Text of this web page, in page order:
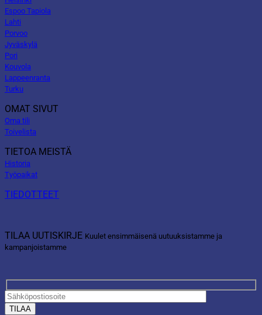
Espoo Tapiola
Lahti
Porvoo
Jyväskylä
Pori
Kouvola
Lappeenranta
Turku
OMAT SIVUT
Oma tili
Toivelista
TIETOA MEISTÄ
Historia
Työpaikat
TIEDOTTEET
TILAA UUTISKIRJE Kuulet ensimmäisenä uutuuksistamme ja
kampanjoistamme